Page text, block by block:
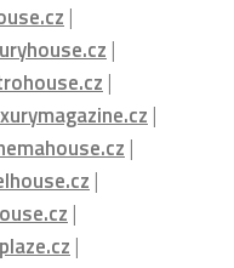
|
|
|
|
|
|
|
|